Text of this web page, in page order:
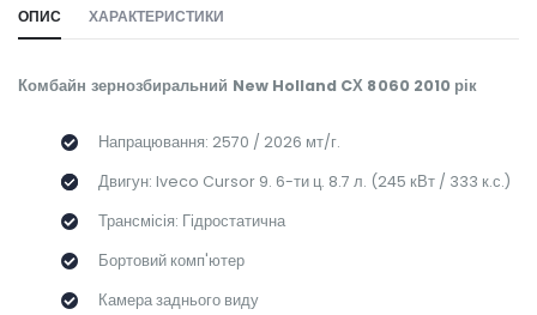
ОПИС ХАРАКТЕРИСТИКИ
Комбайн зернозбиральний New Holland CХ 8060 2010 рік
Напрацювання: 2570 / 2026 мт/г.
Двигун: Iveco Cursor 9. 6-ти ц. 8.7 л. (245 кВт / 333 к.с.)
Трансмісія: Гідростатична
Бортовий комп'ютер
Камера заднього виду